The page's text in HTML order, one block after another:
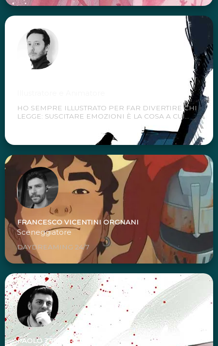
HO SEMPRE ILLUSTRATO PER FAR DIVERTIRE CHI
LEGGE: SUSCITARE EMOZIONI È LA COSA A CUI...
FRANCESCO VICENTINI ORGNANI
Sceneggiatore
DAYDREAMING 24/7
PAOLO ZECCARDO